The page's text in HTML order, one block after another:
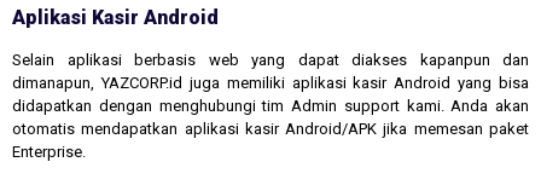
Aplikasi Kasir Android
Selain aplikasi berbasis web yang dapat diakses kapanpun dan
dimanapun, YAZCORP.id juga memiliki aplikasi kasir Android yang bisa
didapatkan dengan menghubungi tim Admin support kami. Anda akan
otomatis mendapatkan aplikasi kasir Android/APK jika memesan paket
Enterprise.